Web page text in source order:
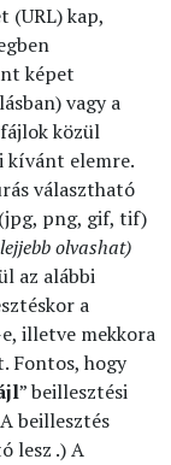
kap,
képet
vagy a
közül
kívánt elemre.
választható
(jpg, png, gif, tif)
olvashat)
az alábbi
a
illetve mekkora
Fontos, hogy
” beillesztési
beillesztés
lesz .) A